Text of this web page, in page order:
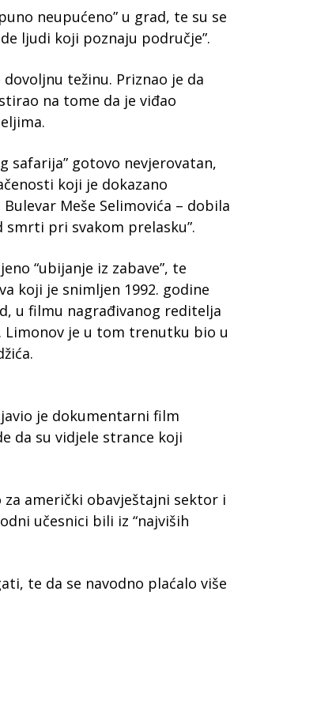
neupućeno” u grad, te su se
ljudi koji poznaju područje”.
težinu. Priznao je da
na tome da je viđao
safarija” gotovo nevjerovatan,
koji je dokazano
Meše Selimovića – dobila
smrti pri svakom prelasku”.
“ubijanje iz zabave”, te
koji je snimljen 1992. godine
u filmu nagrađivanog reditelja
Limonov je u tom trenutku bio u
je dokumentarni film
da su vidjele strance koji
za američki obavještajni sektor i
učesnici bili iz “najviših
te da se navodno plaćalo više